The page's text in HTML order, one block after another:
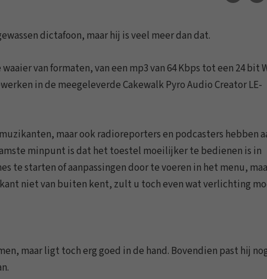
dictafoon, maar hij is veel meer dan dat.
van formaten, van een mp3 van 64 Kbps tot een 24 bit
in de meegeleverde Cakewalk Pyro Audio Creator LE-
maar ook radioreporters en podcasters hebben
minpunt is dat het toestel moeilijker te bedienen is in
te starten of aanpassingen door te voeren in het menu,
niet van buiten kent, zult u toch even wat verlichting
maar ligt toch erg goed in de hand. Bovendien past hij